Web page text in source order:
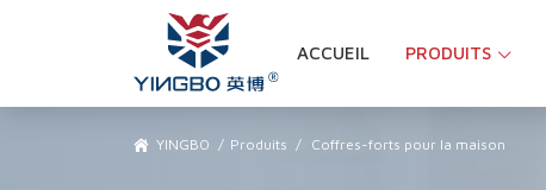
ACCUEIL PRODUITS
YINGBO Produits Coffres-forts pour la maison